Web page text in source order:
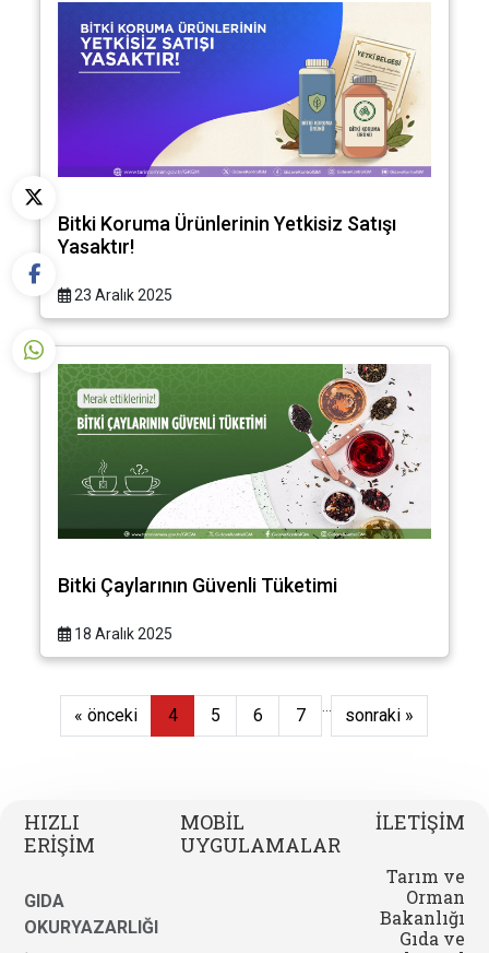
Bitki Koruma Ürünlerinin Yetkisiz Satışı
Yasaktır!
23 Aralık 2025
Bitki Çaylarının Güvenli Tüketimi
18 Aralık 2025
« önceki 4 5 6 7 sonraki »
HIZLI
ERİŞİM
GIDA
OKURYAZARLIĞI
MOBİL
UYGULAMALAR
İLETİŞİM
Tarım ve
Orman
Bakanlığı
Gıda ve